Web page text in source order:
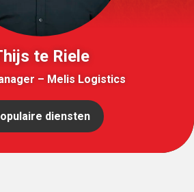
te Riele
– Melis Logistics
diensten